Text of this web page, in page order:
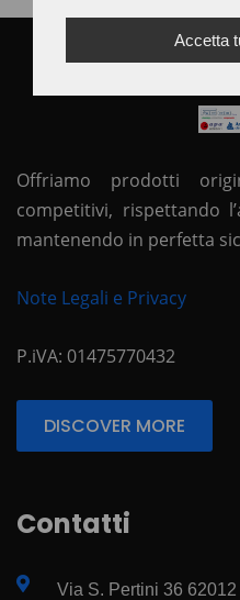
Accetta
Offriamo prodotti
competitivi, rispettando
mantenendo in perfetta
Note Legali e Privacy
P.iVA: 01475770432
DISCOVER MORE
Contatti
Via S. Pertini 36